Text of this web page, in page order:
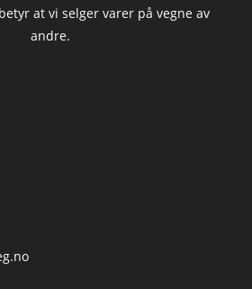
at vi selger varer på vegne av
andre.